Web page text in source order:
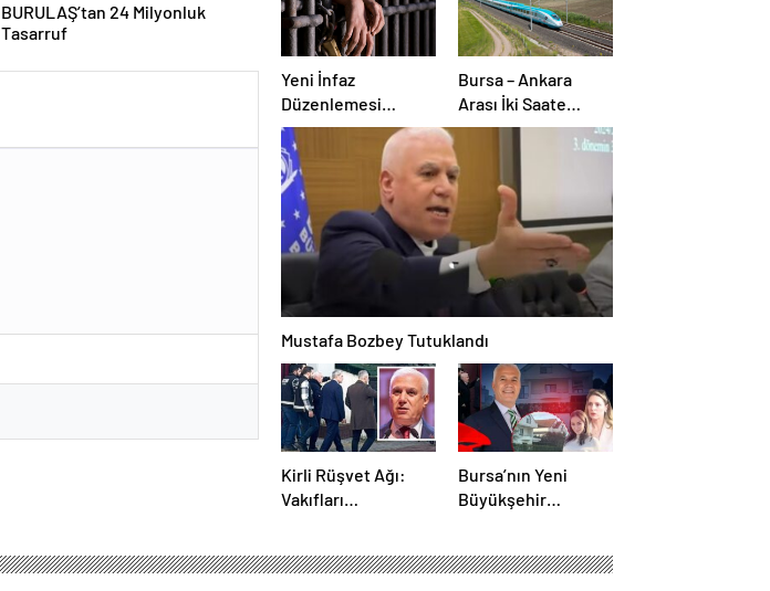
BURULAŞ’tan 24 Milyonluk
Tasarruf
Yeni İnfaz
Düzenlemesi
geliyor!
Bursa – Ankara
Arası İki Saate
İnecek
Mustafa Bozbey Tutuklandı
Kirli Rüşvet Ağı:
Vakıfları
Bursa’nın Yeni
Büyükşehir